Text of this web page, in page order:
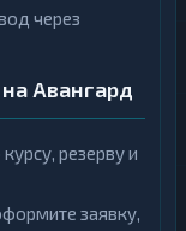
через
Авангард
резерву и
заявку,